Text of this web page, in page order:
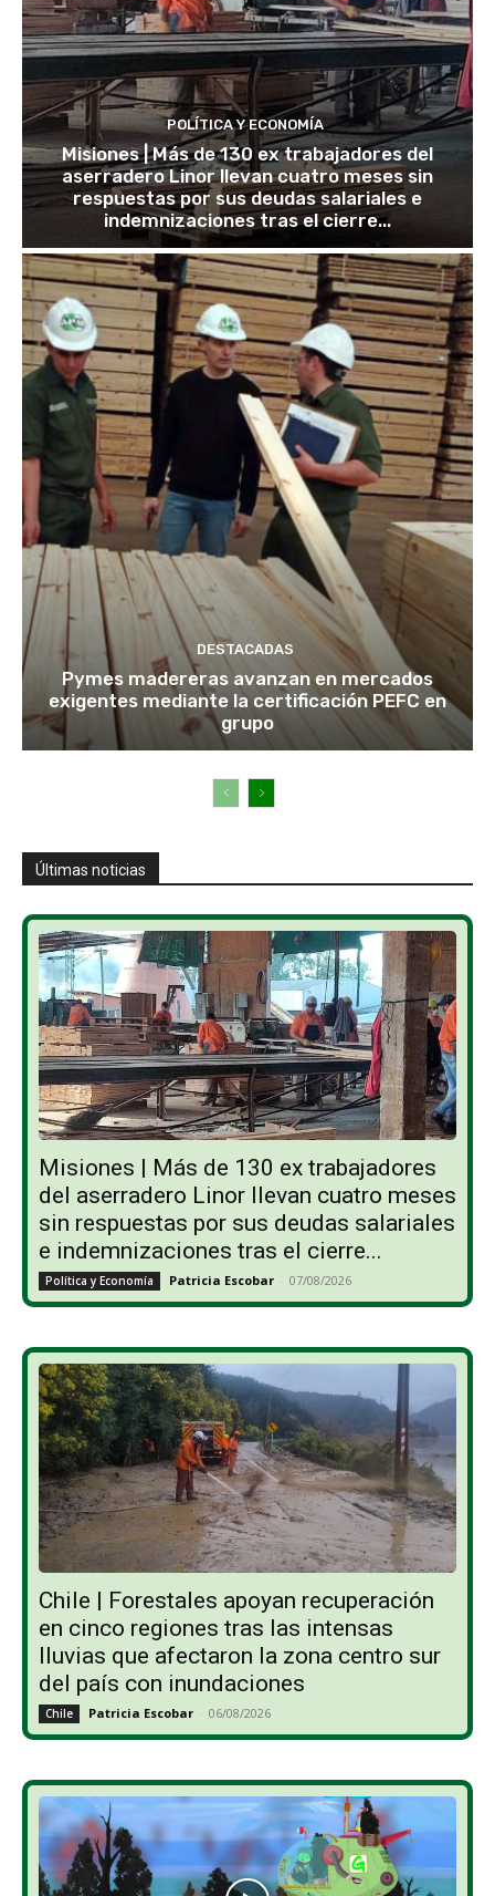
POLÍTICA Y ECONOMÍA
Misiones | Más de 130 ex trabajadores del
aserradero Linor llevan cuatro meses sin
respuestas por sus deudas salariales e
indemnizaciones tras el cierre...
DESTACADAS
Pymes madereras avanzan en mercados
exigentes mediante la certificación PEFC en
grupo
Últimas noticias
Misiones | Más de 130 ex trabajadores
del aserradero Linor llevan cuatro meses
sin respuestas por sus deudas salariales
e indemnizaciones tras el cierre...
Política y Economía Patricia Escobar - 07/08/2026
Chile | Forestales apoyan recuperación
en cinco regiones tras las intensas
lluvias que afectaron la zona centro sur
del país con inundaciones
Chile Patricia Escobar - 06/08/2026